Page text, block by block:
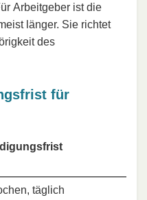
Arbeitgeber ist die
länger. Sie richtet
des
für
täglich